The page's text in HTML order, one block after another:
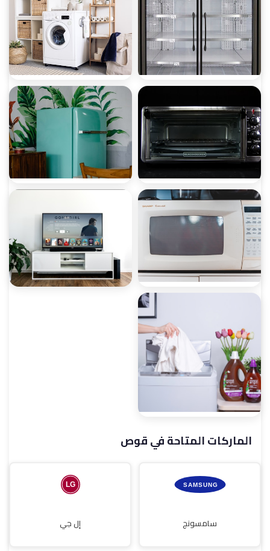
صيانة ثلاجات صيانة غسالات
صيانة ميكروويف صيانة ديب فريزر
صيانة غسالات أطباق
صيانة مجففات
الماركات المتاحة في قوص
سامسونج إل جي